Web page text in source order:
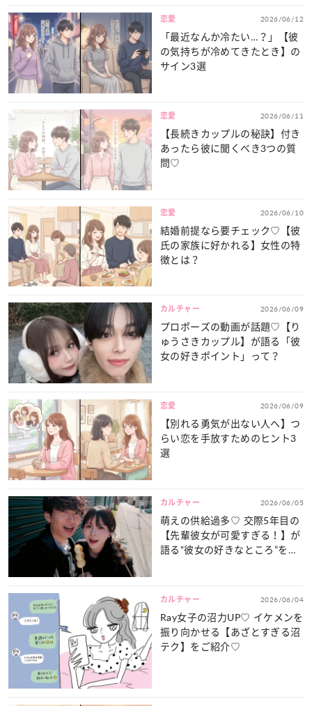
恋愛 2026/06/12
「最近なんか冷たい…？」【彼
の気持ちが冷めてきたとき】の
サイン3選
恋愛 2026/06/11
【長続きカップルの秘訣】付き
あったら彼に聞くべき3つの質
問♡
恋愛 2026/06/10
結婚前提なら要チェック♡【彼
氏の家族に好かれる】女性の特
徴とは？
カルチャー 2026/06/09
プロポーズの動画が話題♡【り
ゅうさきカップル】が語る「彼
女の好きポイント」って？
恋愛 2026/06/09
【別れる勇気が出ない人へ】つ
らい恋を手放すためのヒント3
選
カルチャー 2026/06/05
萌えの供給過多♡ 交際5年目の
【先輩彼女が可愛すぎる！】が
語る“彼女の好きなところ”をネ
カルチャー 2026/06/04
Ray女子の沼力UP♡ イケメンを
振り向かせる【あざとすぎる沼
テク】をご紹介♡